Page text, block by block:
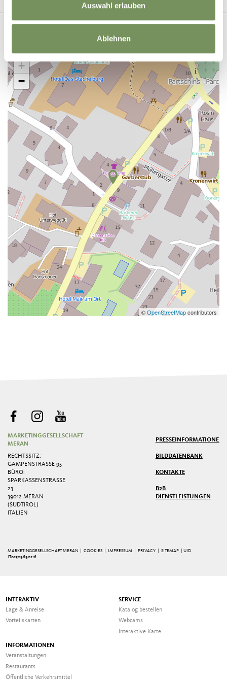
Auswahl erlauben
Ablehnen
+
−
©OpenStreetMapcontributors
MARKETINGGESELLSCHAFT
MERAN
RECHTSSITZ:
GAMPENSTRASSE 95
BÜRO:
SPARKASSENSTRASSE 2
3
39012 MERAN
(SÜDTIROL)
ITALIEN
PRESSEINFORMATIONEN
BILDDATENBANK
KONTAKTE
B2B
DIENSTLEISTUNGEN
MARKETINGGESELLSCHAFT MERAN | COOKIES IMPRESSUM PRIVACY |SITEMAP
| UID
IT02509690216
INTERAKTIV
Lage & Anreise
Vorteilskarten
SERVICE
Katalog bestellen
Webcams
Interaktive Karte
INFORMATIONEN
Veranstaltungen
Restaurants
Öffentliche Verkehrsmittel